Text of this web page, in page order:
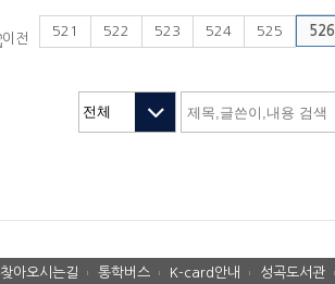
521 522 523 524 525 526
찾아오시는길 통학버스 K-card안내 성곡도서관